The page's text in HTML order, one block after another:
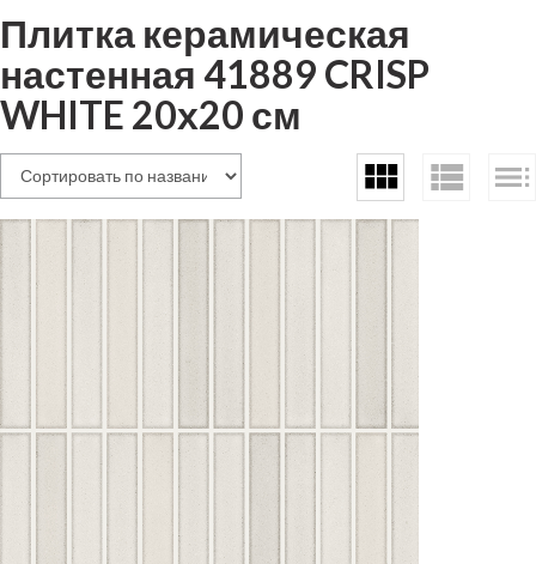
Плитка керамическая
настенная 41889 CRISP
WHITE 20х20 см